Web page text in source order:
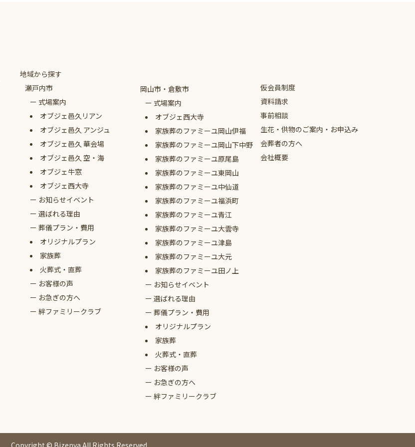
地域から探す
瀬戸内市
式場案内
オブジェ 邑久リアン
オブジェ 邑久 アンジュ
オブジェ 邑久 華会場
オブジェ 邑久 空・海
オブジェ牛窓
オブジェ西大寺
お知らせイベント
選ばれる理由
葬儀プラン・費用
オリジナルプラン
家族葬
火葬式・直葬
お客様の声
お急ぎの方へ
絆ファミリークラブ
岡山市・倉敷市
式場案内
オブジェ西大寺
家族葬のファミーユ岡山伊福
家族葬のファミーユ岡山下中野
家族葬のファミーユ原尾島
家族葬のファミーユ東岡山
家族葬のファミーユ中仙道
家族葬のファミーユ福浜町
家族葬のファミーユ青江
家族葬のファミーユ大雲寺
家族葬のファミーユ津島
家族葬のファミーユ大元
家族葬のファミーユ田ノ上
お知らせイベント
選ばれる理由
葬儀プラン・費用
オリジナルプラン
家族葬
火葬式・直葬
お客様の声
お急ぎの方へ
絆ファミリークラブ
仮会員制度
資料請求
事前相談
生花・供物のご案内・お申込み
会葬者の方へ
会社概要
Copyright © Bizenya All Rights Reserved.